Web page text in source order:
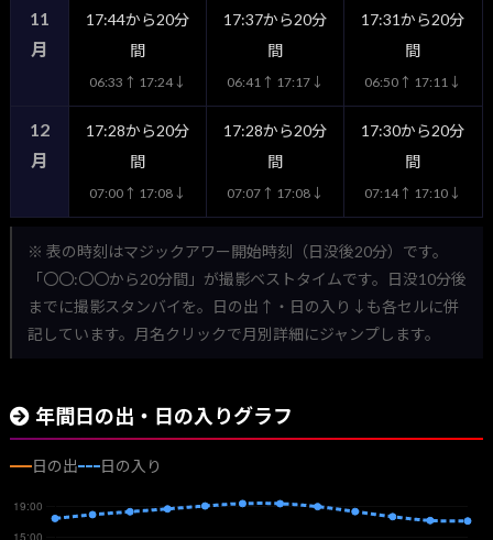
11
月
17:44から20分
間
06:33↑ 17:24↓
17:37から20分
間
06:41↑ 17:17↓
17:31から20分
間
06:50↑ 17:11↓
12
月
17:28から20分
間
07:00↑ 17:08↓
17:28から20分
間
07:07↑ 17:08↓
17:30から20分
間
07:14↑ 17:10↓
※ 表の時刻はマジックアワー開始時刻（日没後20分）です。
「〇〇:〇〇から20分間」が撮影ベストタイムです。日没10分後
までに撮影スタンバイを。日の出↑・日の入り↓も各セルに併
記しています。月名クリックで月別詳細にジャンプします。
年間日の出・日の入りグラフ
日の出 日の入り